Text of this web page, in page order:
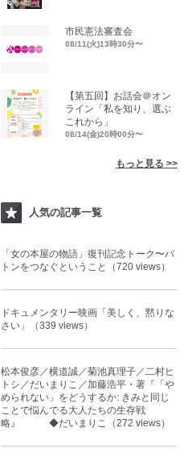
市民憲法審査会
08/11(火)13時30分〜
【第五回】お話会＠オン
ライン「私を知り、選ぶ
これから」
08/14(金)20時00分〜
もっと見る >>
人気の記事一覧
「女の本屋の物語」復刊記念トーク〜バ
トンをつなぐということ（720 views）
ドキュメンタリー映画「美しく、黙りな
さい」（339 views）
松本俊彦／横道誠／菊池真理子／二村ヒ
トシ／だいまりこ／加藤浩平・著『「や
められない」をどうするか: きみと同じ
ことで悩んでる大人たちの生存戦
略』 ◆だいまりこ（272 views）